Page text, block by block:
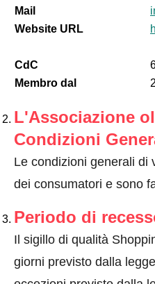
Mail
Website URL
CdC
Membro dal
L'Associazione
Condizioni
Le condizioni generali di
dei consumatori e sono
Periodo di
Il sigillo di qualità
giorni previsto dalla